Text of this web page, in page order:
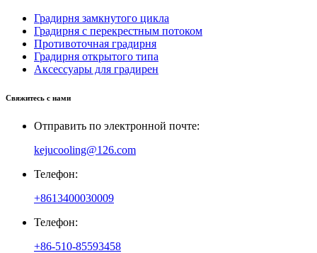
Градирня замкнутого цикла
Градирня с перекрестным потоком
Противоточная градирня
Градирня открытого типа
Аксессуары для градирен
Свяжитесь с нами
Отправить по электронной почте:
kejucooling@126.com
Телефон:
+8613400030009
Телефон:
+86-510-85593458